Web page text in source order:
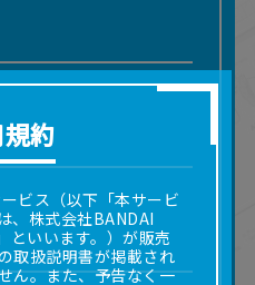
約
ビス（以下「本サービ
、株式会社BANDAI
といいます。）が販売
取扱説明書が掲載され
ん。また、予告なく一